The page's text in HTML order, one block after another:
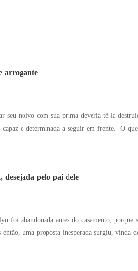
dita com impaciência: "Pode parar de me
arrogante
seu noivo com sua prima deveria tê-la
a seguir em frente. O que ela não esperava era afogar
ir.
desejada pelo pai dele
foi abandonada antes do casamento, porque